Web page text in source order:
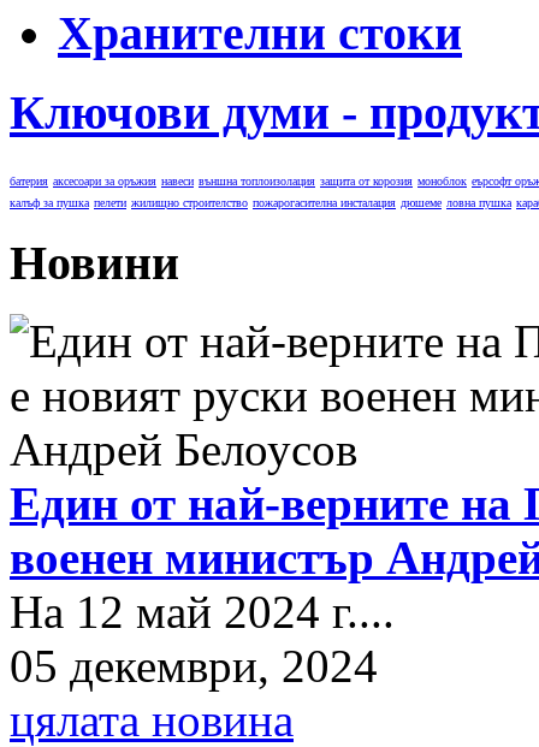
Хранителни стоки
Ключови думи -
батерия аксесоари за оръжия навеси външна топлоизолация защита от корозия моноблок еърсофт
калъф за пушка пелети жилищно строителство пожарогасителна инсталация дюшеме ловна пушка
Новини
Един от най-верните на
военен министър
На 12 май 2024 г....
05 декември, 2024
цялата новина